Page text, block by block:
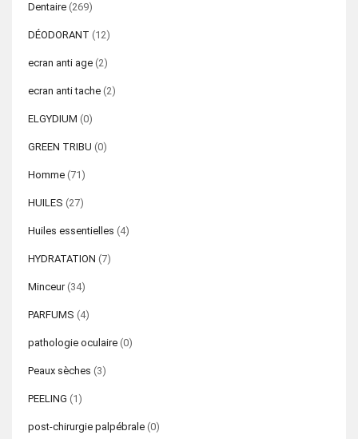
Dentaire (269)
DÉODORANT (12)
ecran anti age (2)
ecran anti tache (2)
ELGYDIUM (0)
GREEN TRIBU (0)
Homme (71)
HUILES (27)
Huiles essentielles (4)
HYDRATATION (7)
Minceur (34)
PARFUMS (4)
pathologie oculaire (0)
Peaux sèches (3)
PEELING (1)
post-chirurgie palpébrale (0)